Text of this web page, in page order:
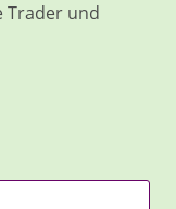
Trader und